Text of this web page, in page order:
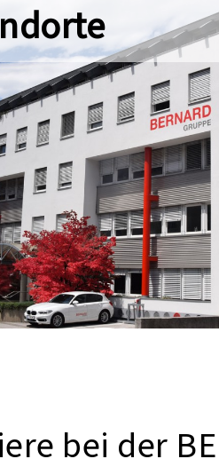
bei der